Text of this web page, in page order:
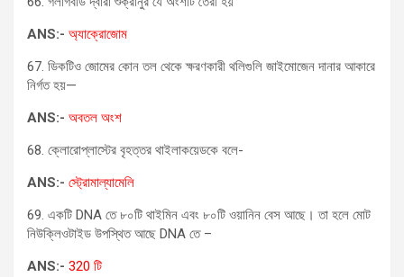
ANS:- অ্যাক্রোজোম
67. ডিকটিও জোমের কোন তল থেকে ক্ষরণকারী থলিগুলি জাইমোজেন দানার আকারে
নির্গত হয়—
ANS:- অবতল অংশ
68. ক্লোরোপ্লাস্টের বৃহত্তর থাইলাকয়েডকে বলে-
ANS:- স্ট্রোমাল্যামেলি
69. একটি DNA তে ৮০টি থাইমিন এবং ৮০টি ওয়ানিন বেস আছে। তা হলে মোট
নিউক্লিওটাইড উপস্থিত আছে DNA তে –
ANS:- 320 টি